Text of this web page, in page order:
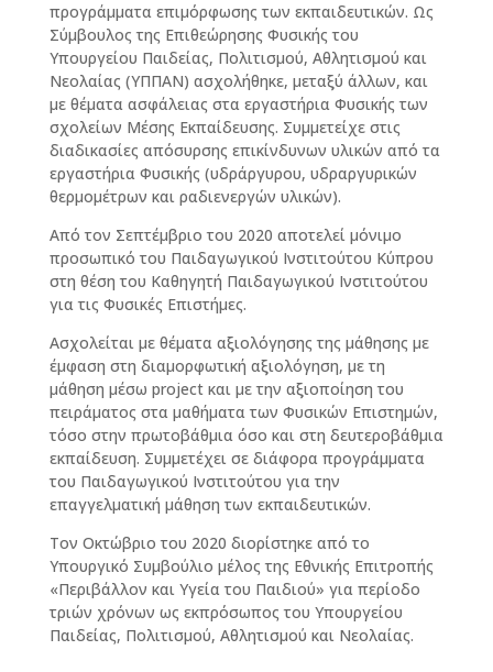
προγράμματα επιμόρφωσης των εκπαιδευτικών. Ως
Σύμβουλος της Επιθεώρησης Φυσικής του
Υπουργείου Παιδείας, Πολιτισμού, Αθλητισμού και
Νεολαίας (ΥΠΠΑΝ) ασχολήθηκε, μεταξύ άλλων, και
με θέματα ασφάλειας στα εργαστήρια Φυσικής των
σχολείων Μέσης Εκπαίδευσης. Συμμετείχε στις
διαδικασίες απόσυρσης επικίνδυνων υλικών από τα
εργαστήρια Φυσικής (υδράργυρου, υδραργυρικών
θερμομέτρων και ραδιενεργών υλικών).
Από τον Σεπτέμβριο του 2020 αποτελεί μόνιμο
προσωπικό του Παιδαγωγικού Ινστιτούτου Κύπρου
στη θέση του Καθηγητή Παιδαγωγικού Ινστιτούτου
για τις Φυσικές Επιστήμες.
Ασχολείται με θέματα αξιολόγησης της μάθησης με
έμφαση στη διαμορφωτική αξιολόγηση, με τη
μάθηση μέσω project και με την αξιοποίηση του
πειράματος στα μαθήματα των Φυσικών Επιστημών,
τόσο στην πρωτοβάθμια όσο και στη δευτεροβάθμια
εκπαίδευση. Συμμετέχει σε διάφορα προγράμματα
του Παιδαγωγικού Ινστιτούτου για την
επαγγελματική μάθηση των εκπαιδευτικών.
Τον Οκτώβριο του 2020 διορίστηκε από το
Υπουργικό Συμβούλιο μέλος της Εθνικής Επιτροπής
«Περιβάλλον και Υγεία του Παιδιού» για περίοδο
τριών χρόνων ως εκπρόσωπος του Υπουργείου
Παιδείας, Πολιτισμού, Αθλητισμού και Νεολαίας.